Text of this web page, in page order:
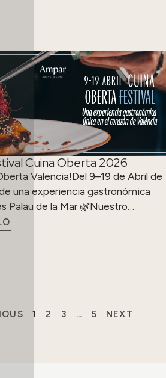
Cuina Oberta 2026
Valencia!Del 9–19 de Abril de
una experiencia gastronómica
Palau de la Mar 🌿Nuestro…
1 2 3 … 5 NEXT